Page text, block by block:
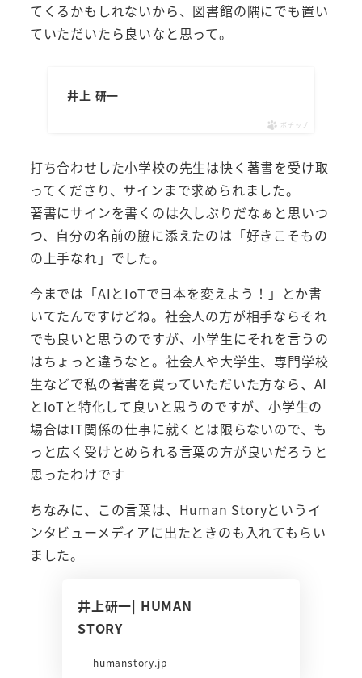
てくるかもしれないから、図書館の隅にでも置い
ていただいたら良いなと思って。
井上 研一
ポチップ
打ち合わせした小学校の先生は快く著書を受け取
ってくださり、サインまで求められました。
著書にサインを書くのは久しぶりだなぁと思いつ
つ、自分の名前の脇に添えたのは「好きこそもの
の上手なれ」でした。
今までは「AIとIoTで日本を変えよう！」とか書
いてたんですけどね。社会人の方が相手ならそれ
でも良いと思うのですが、小学生にそれを言うの
はちょっと違うなと。社会人や大学生、専門学校
生などで私の著書を買っていただいた方なら、AI
とIoTと特化して良いと思うのですが、小学生の
場合はIT関係の仕事に就くとは限らないので、も
っと広く受けとめられる言葉の方が良いだろうと
思ったわけです
ちなみに、この言葉は、Human Storyというイ
ンタビューメディアに出たときのも入れてもらい
ました。
井上研一| HUMAN
STORY
humanstory.jp